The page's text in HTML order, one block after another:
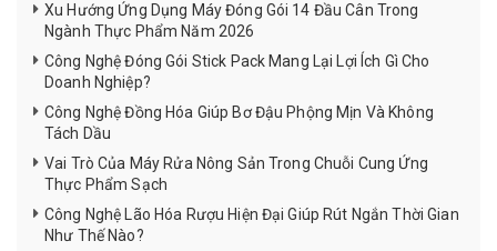
Xu Hướng Ứng Dụng Máy Đóng Gói 14 Đầu Cân Trong
Ngành Thực Phẩm Năm 2026
Công Nghệ Đóng Gói Stick Pack Mang Lại Lợi Ích Gì Cho
Doanh Nghiệp?
Công Nghệ Đồng Hóa Giúp Bơ Đậu Phộng Mịn Và Không
Tách Dầu
Vai Trò Của Máy Rửa Nông Sản Trong Chuỗi Cung Ứng
Thực Phẩm Sạch
Công Nghệ Lão Hóa Rượu Hiện Đại Giúp Rút Ngắn Thời Gian
Như Thế Nào?